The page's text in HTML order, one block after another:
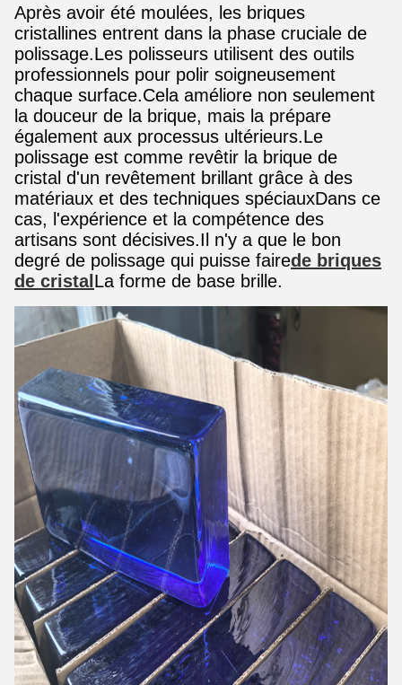
Après avoir été moulées, les briques
cristallines entrent dans la phase cruciale de
polissage.Les polisseurs utilisent des outils
professionnels pour polir soigneusement
chaque surface.Cela améliore non seulement
la douceur de la brique, mais la prépare
également aux processus ultérieurs.Le
polissage est comme revêtir la brique de
cristal d'un revêtement brillant grâce à des
matériaux et des techniques spéciauxDans ce
cas, l'expérience et la compétence des
artisans sont décisives.Il n'y a que le bon
degré de polissage qui puisse fairede briques
de cristal La forme de base brille.